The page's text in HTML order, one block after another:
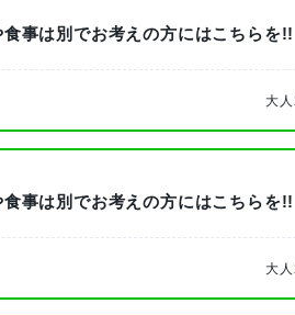
事は別でお考えの方にはこちらを!!
大
事は別でお考えの方にはこちらを!!
大